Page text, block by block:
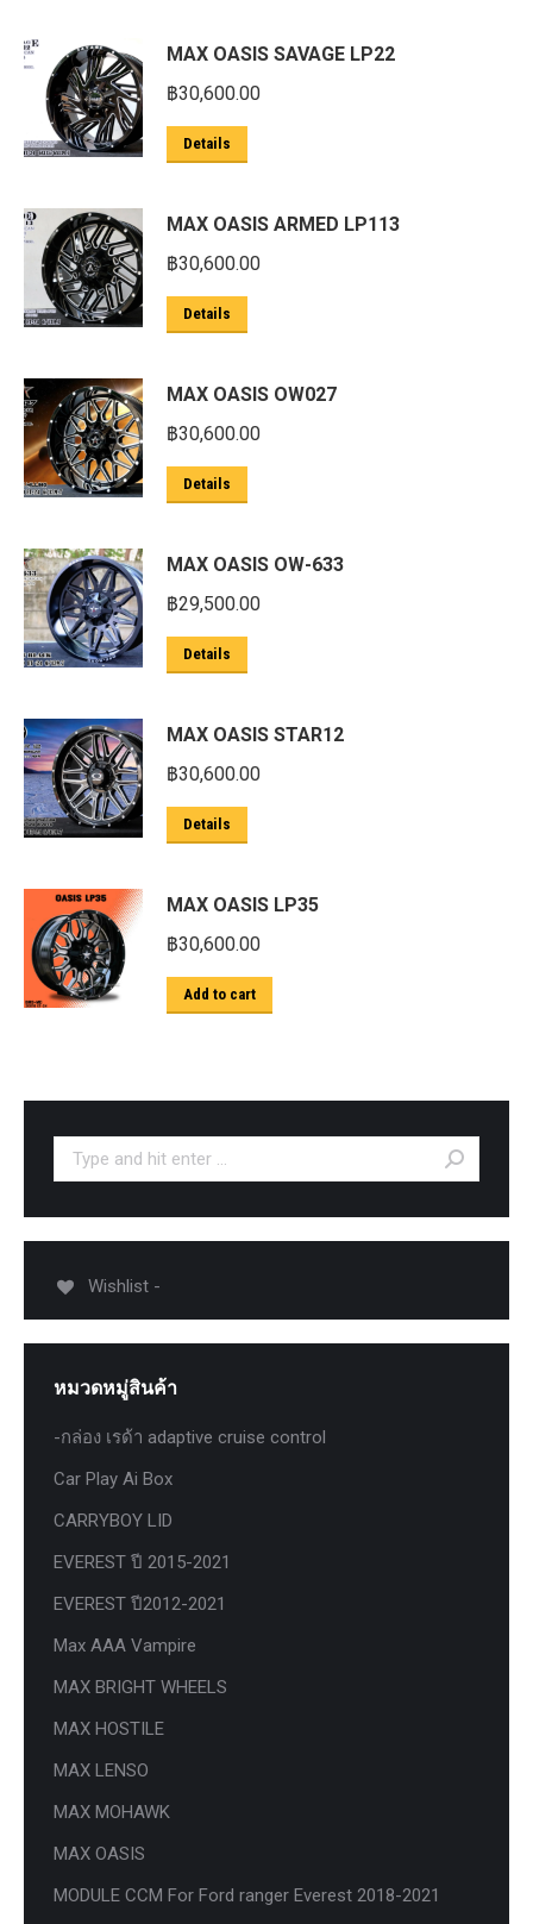
MAX OASIS SAVAGE LP22
฿30,600.00
Details
MAX OASIS ARMED LP113
฿30,600.00
Details
MAX OASIS OW027
฿30,600.00
Details
MAX OASIS OW-633
฿29,500.00
Details
MAX OASIS STAR12
฿30,600.00
Details
MAX OASIS LP35
฿30,600.00
Add to cart
Search:
Wishlist -
หมวดหมู่สินค้า
-กล่อง เรด้า adaptive cruise control
Car Play Ai Box
CARRYBOY LID
EVEREST ปี 2015-2021
EVEREST ปี2012-2021
Max AAA Vampire
MAX BRIGHT WHEELS
MAX HOSTILE
MAX LENSO
MAX MOHAWK
MAX OASIS
MODULE CCM For Ford ranger Everest 2018-2021